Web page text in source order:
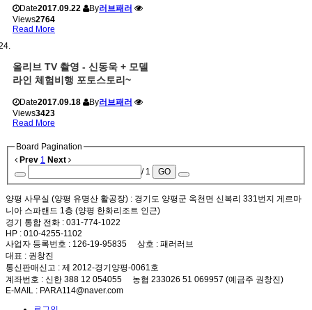
Date2017.09.22 By러브패러
Views2764
Read More
올리브 TV 촬영 - 신동욱 + 모델
라인 체험비행 포토스토리~
Date2017.09.18 By러브패러
Views3423
Read More
Board Pagination
Prev 1 Next
/ 1
GO
양평 사무실 (양평 유명산 활공장) : 경기도 양평군 옥천면 신복리 331번지 게르마
니아 스파랜드 1층 (양평 한화리조트 인근)
경기 통합 전화 : 031-774-1022
HP : 010-4255-1102
사업자 등록번호 : 126-19-95835 상호 : 패러러브
대표 : 권창진
통신판매신고 : 제 2012-경기양평-0061호
계좌번호 : 신한 388 12 054055 농협 233026 51 069957 (예금주 권창진)
E-MAIL : PARA114@naver.com